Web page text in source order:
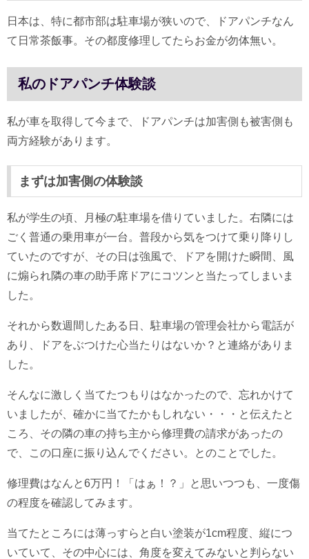
日本は、特に都市部は駐車場が狭いので、ドアパンチなん
て日常茶飯事。その都度修理してたらお金が勿体無い。
私のドアパンチ体験談
私が車を取得して今まで、ドアパンチは加害側も被害側も
両方経験があります。
まずは加害側の体験談
私が学生の頃、月極の駐車場を借りていました。右隣には
ごく普通の乗用車が一台。普段から気をつけて乗り降りし
ていたのですが、その日は強風で、ドアを開けた瞬間、風
に煽られ隣の車の助手席ドアにコツンと当たってしまいま
した。
それから数週間したある日、駐車場の管理会社から電話が
あり、ドアをぶつけた心当たりはないか？と連絡がありま
した。
そんなに激しく当てたつもりはなかったので、忘れかけて
いましたが、確かに当てたかもしれない・・・と伝えたと
ころ、その隣の車の持ち主から修理費の請求があったの
で、この口座に振り込んでください。とのことでした。
修理費はなんと6万円！「はぁ！？」と思いつつも、一度傷
の程度を確認してみます。
当てたところには薄っすらと白い塗装が1cm程度、縦につ
いていて、その中心には、角度を変えてみないと判らない